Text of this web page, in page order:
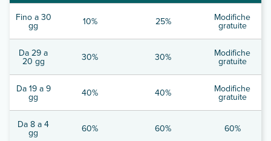
Fino a 30
gg 10% 25% Modifiche
gratuite
Da 29 a
20 gg 30% 30% Modifiche
gratuite
Da 19 a 9
gg 40% 40% Modifiche
gratuite
Da 8 a 4
gg 60% 60% 60%